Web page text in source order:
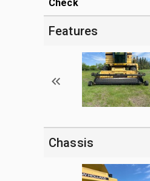
Check
Features
Chassis